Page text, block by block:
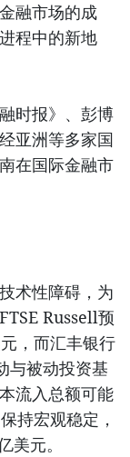
融市场的成
程中的新地
时报》、彭博
亚洲等多家国
在国际金融市
术性障碍，为
Russell预
，而汇丰银行
与被动投资基
流入总额可能
持宏观稳定，
元。